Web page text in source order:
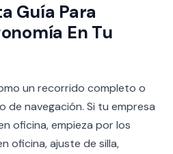
Guía Para
En Tu
un recorrido completo o
de navegación. Si tu empresa
oficina, empieza por los
oficina, ajuste de silla,